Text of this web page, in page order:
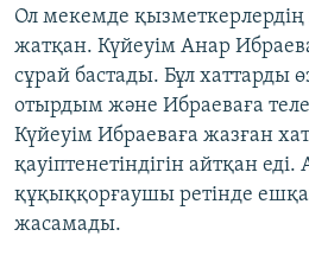
Ол мекемде қызметкерлердің
жатқан. Күйеуім Анар
сұрай бастады. Бұл хаттарды
отырдым және Ибраеваға
Күйеуім Ибраеваға жазған
қауіптенетіндігін айтқан
құқыққорғаушы ретінде
жасамады.